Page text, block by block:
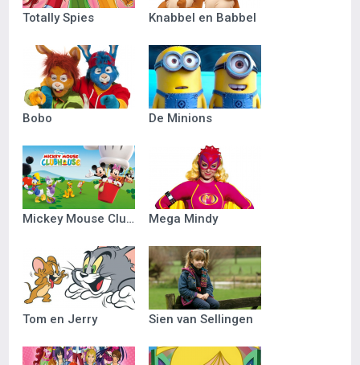
Totally Spies Knabbel en Babbel
Bobo De Minions
Mickey Mouse Clubhuis Mega Mindy
Tom en Jerry Sien van Sellingen